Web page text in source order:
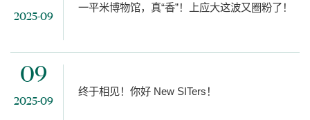
2025-09
一平米博物馆，真“香”！上应大这波又圈粉了！
09
2025-09
终于相见！你好 New SITers！